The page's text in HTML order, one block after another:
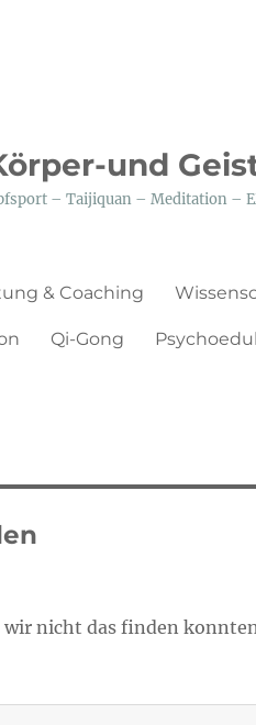
und
– Taijiquan – Meditation –
& Coaching
Qi-Gong
wir nicht das finden